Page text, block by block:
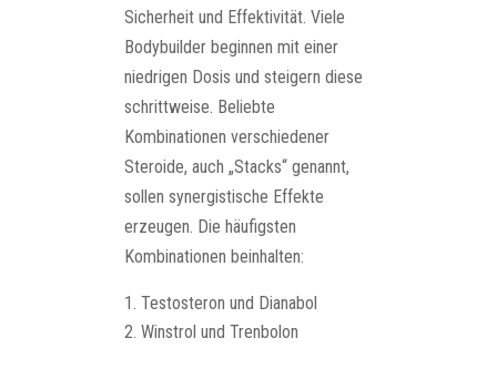
Sicherheit und Effektivität. Viele
Bodybuilder beginnen mit einer
niedrigen Dosis und steigern diese
schrittweise. Beliebte
Kombinationen verschiedener
Steroide, auch „Stacks“ genannt,
sollen synergistische Effekte
erzeugen. Die häufigsten
Kombinationen beinhalten:
Testosteron und Dianabol
Winstrol und Trenbolon